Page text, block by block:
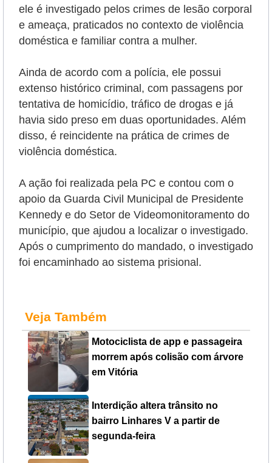
ele é investigado pelos crimes de lesão corporal
e ameaça, praticados no contexto de violência
doméstica e familiar contra a mulher.
Ainda de acordo com a polícia, ele possui
extenso histórico criminal, com passagens por
tentativa de homicídio, tráfico de drogas e já
havia sido preso em duas oportunidades. Além
disso, é reincidente na prática de crimes de
violência doméstica.
A ação foi realizada pela PC e contou com o
apoio da Guarda Civil Municipal de Presidente
Kennedy e do Setor de Videomonitoramento do
município, que ajudou a localizar o investigado.
Após o cumprimento do mandado, o investigado
foi encaminhado ao sistema prisional.
Veja Também
Motociclista de app e passageira
morrem após colisão com árvore
em Vitória
Interdição altera trânsito no
bairro Linhares V a partir de
segunda-feira